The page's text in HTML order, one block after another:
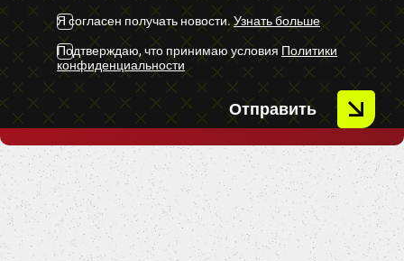
U.C ekstras.Я согласен получать новости. Узнать больше
Подтверждаю, что принимаю условия Политики
конфиденциальности
Отправить